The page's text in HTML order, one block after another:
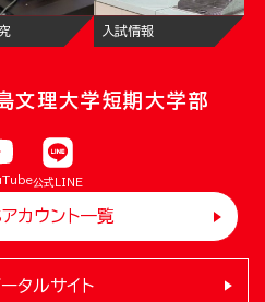
入試情報
文理大学短期大学部
公式LINE
カウント一覧
タルサイト